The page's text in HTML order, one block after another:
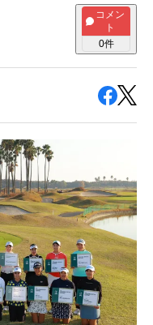
コメン
ト
0件